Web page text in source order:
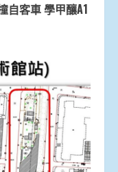
自客車 學甲釀A1